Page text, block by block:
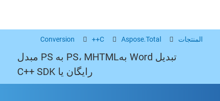
المنتجات Aspose.Total
C++
Conversion
تبدیل Word بهPS، MHTML به PS مبدل
رایگان یا C++ SDK